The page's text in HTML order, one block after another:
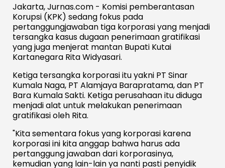
Jakarta, Jurnas.com - Komisi pemberantasan
Korupsi (KPK) sedang fokus pada
pertanggungjawaban tiga korporasi yang menjadi
tersangka kasus dugaan penerimaan gratifikasi
yang juga menjerat mantan Bupati Kutai
Kartanegara Rita Widyasari.
Ketiga tersangka korporasi itu yakni PT Sinar
Kumala Naga, PT Alamjaya Barapratama, dan PT
Bara Kumala Sakti. Ketiga perusahaan itu diduga
menjadi alat untuk melakukan penerimaan
gratifikasi oleh Rita.
"Kita sementara fokus yang korporasi karena
korporasi ini kita anggap bahwa harus ada
pertanggung jawaban dari korporasinya,
kemudian yang lain-lain ya nanti pasti penyidik